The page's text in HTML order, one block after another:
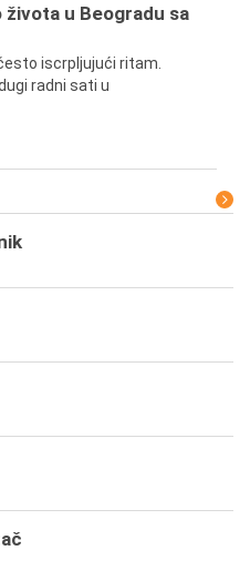
u Beogradu sa
iscrpljujući ritam.
radni sati u